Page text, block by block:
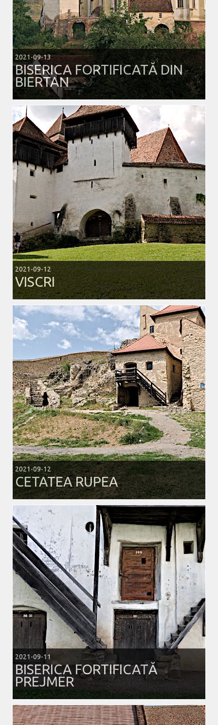
2021-09-13
BISERICA FORTIFICATĂ DIN
BIERTAN
2021-09-12
VISCRI
2021-09-12
CETATEA RUPEA
2021-09-11
BISERICA FORTIFICATĂ
PREJMER